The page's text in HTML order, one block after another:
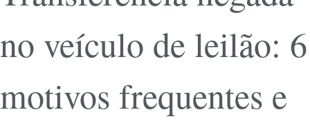
no veículo de leilão: 6
motivos frequentes e